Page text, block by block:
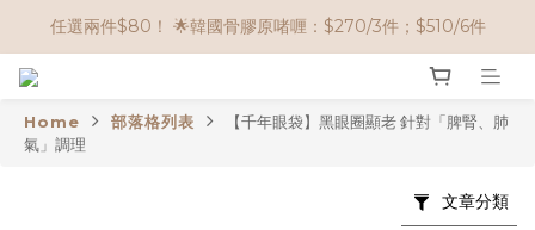
🌟購物滿 HK$650享95折； HK$950享9折；HK$1500享85折
任選兩件$80！ 🌟韓國骨膠原啫喱：$270/3件；$510/6件
🌟購物滿 HK$650享95折； HK$950享9折；HK$1500享85折
Home 部落格列表
【千年眼袋】黑眼圈顯老 針對「脾腎、肺
氣」調理
文章分類